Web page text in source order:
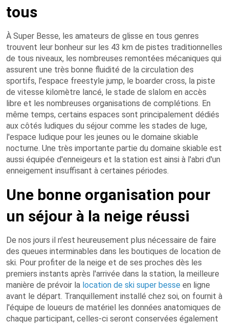
tous
À Super Besse, les amateurs de glisse en tous genres
trouvent leur bonheur sur les 43 km de pistes traditionnelles
de tous niveaux, les nombreuses remontées mécaniques qui
assurent une très bonne fluidité de la circulation des
sportifs, l'espace freestyle jump, le boarder cross, la piste
de vitesse kilomètre lancé, le stade de slalom en accès
libre et les nombreuses organisations de complétions. En
même temps, certains espaces sont principalement dédiés
aux côtés ludiques du séjour comme les stades de luge,
l'espace ludique pour les jeunes ou le domaine skiable
nocturne. Une très importante partie du domaine skiable est
aussi équipée d'enneigeurs et la station est ainsi à l'abri d'un
enneigement insuffisant à certaines périodes.
Une bonne organisation pour
un séjour à la neige réussi
De nos jours il n'est heureusement plus nécessaire de faire
des queues interminables dans les boutiques de location de
ski. Pour profiter de la neige et de ses proches dès les
premiers instants après l'arrivée dans la station, la meilleure
manière de prévoir la location de ski super besse en ligne
avant le départ. Tranquillement installé chez soi, on fournit à
l'équipe de loueurs de matériel les données anatomiques de
chaque participant, celles-ci seront conservées également